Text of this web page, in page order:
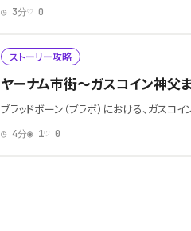
◷ 3分♡ 0
ストーリー攻略
ヤーナム市街～ガスコイン神父
ブラッドボーン（ブラボ）における、ガス
◷ 4分◉ 1♡ 0